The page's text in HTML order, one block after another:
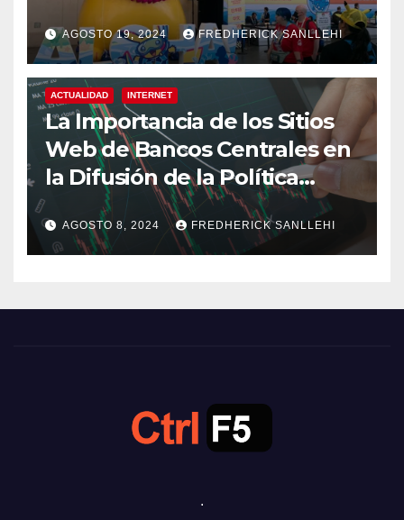
AGOSTO 19, 2024 FREDHERICK SANLLEHI
ACTUALIDAD INTERNET
La Importancia de los Sitios
Web de Bancos Centrales en
la Difusión de la Política
Monetaria
AGOSTO 8, 2024 FREDHERICK SANLLEHI
.